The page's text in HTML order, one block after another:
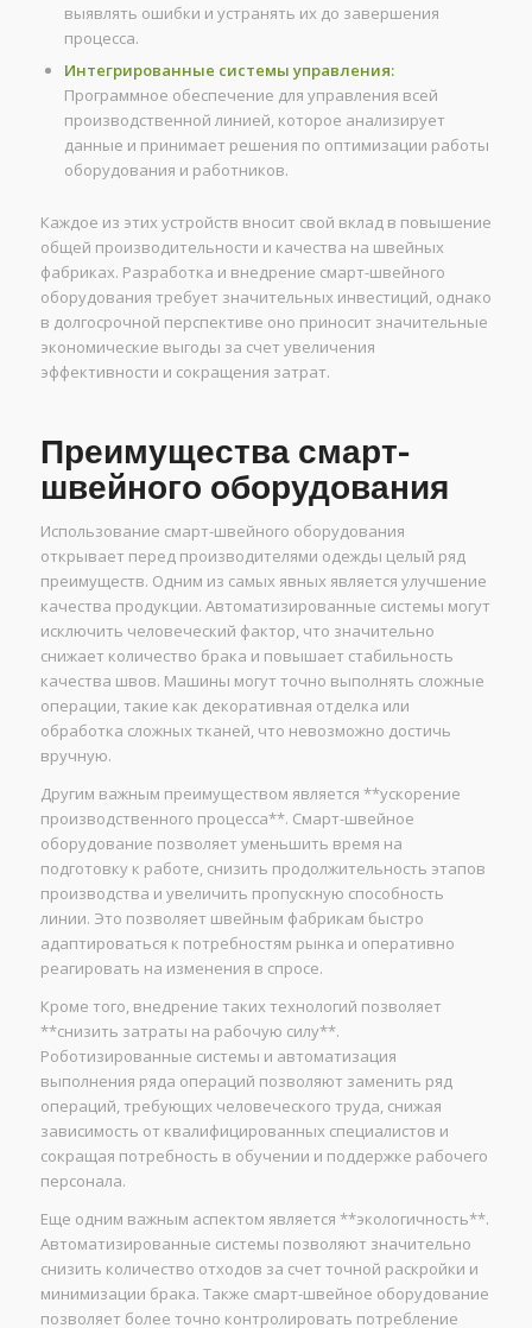
выявлять ошибки и устранять их до завершения
процесса.
Интегрированные системы управления:
Программное обеспечение для управления всей
производственной линией, которое анализирует
данные и принимает решения по оптимизации работы
оборудования и работников.
Каждое из этих устройств вносит свой вклад в повышение
общей производительности и качества на швейных
фабриках. Разработка и внедрение смарт-швейного
оборудования требует значительных инвестиций, однако
в долгосрочной перспективе оно приносит значительные
экономические выгоды за счет увеличения
эффективности и сокращения затрат.
Преимущества смарт-
швейного оборудования
Использование смарт-швейного оборудования
открывает перед производителями одежды целый ряд
преимуществ. Одним из самых явных является улучшение
качества продукции. Автоматизированные системы могут
исключить человеческий фактор, что значительно
снижает количество брака и повышает стабильность
качества швов. Машины могут точно выполнять сложные
операции, такие как декоративная отделка или
обработка сложных тканей, что невозможно достичь
вручную.
Другим важным преимуществом является **ускорение
производственного процесса**. Смарт-швейное
оборудование позволяет уменьшить время на
подготовку к работе, снизить продолжительность этапов
производства и увеличить пропускную способность
линии. Это позволяет швейным фабрикам быстро
адаптироваться к потребностям рынка и оперативно
реагировать на изменения в спросе.
Кроме того, внедрение таких технологий позволяет
**снизить затраты на рабочую силу**.
Роботизированные системы и автоматизация
выполнения ряда операций позволяют заменить ряд
операций, требующих человеческого труда, снижая
зависимость от квалифицированных специалистов и
сокращая потребность в обучении и поддержке рабочего
персонала.
Еще одним важным аспектом является **экологичность**.
Автоматизированные системы позволяют значительно
снизить количество отходов за счет точной раскройки и
минимизации брака. Также смарт-швейное оборудование
позволяет более точно контролировать потребление